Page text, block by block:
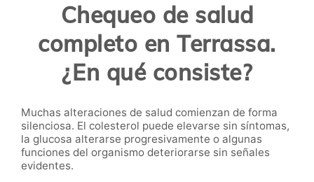
Chequeo de salud
completo en Terrassa.
¿En qué consiste?
Muchas alteraciones de salud comienzan de forma
silenciosa. El colesterol puede elevarse sin síntomas,
la glucosa alterarse progresivamente o algunas
funciones del organismo deteriorarse sin señales
evidentes.